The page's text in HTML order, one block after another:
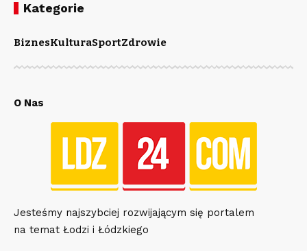
Kategorie
BiznesKulturaSportZdrowie
O Nas
Jesteśmy najszybciej rozwijającym się portalem
na temat Łodzi i Łódzkiego